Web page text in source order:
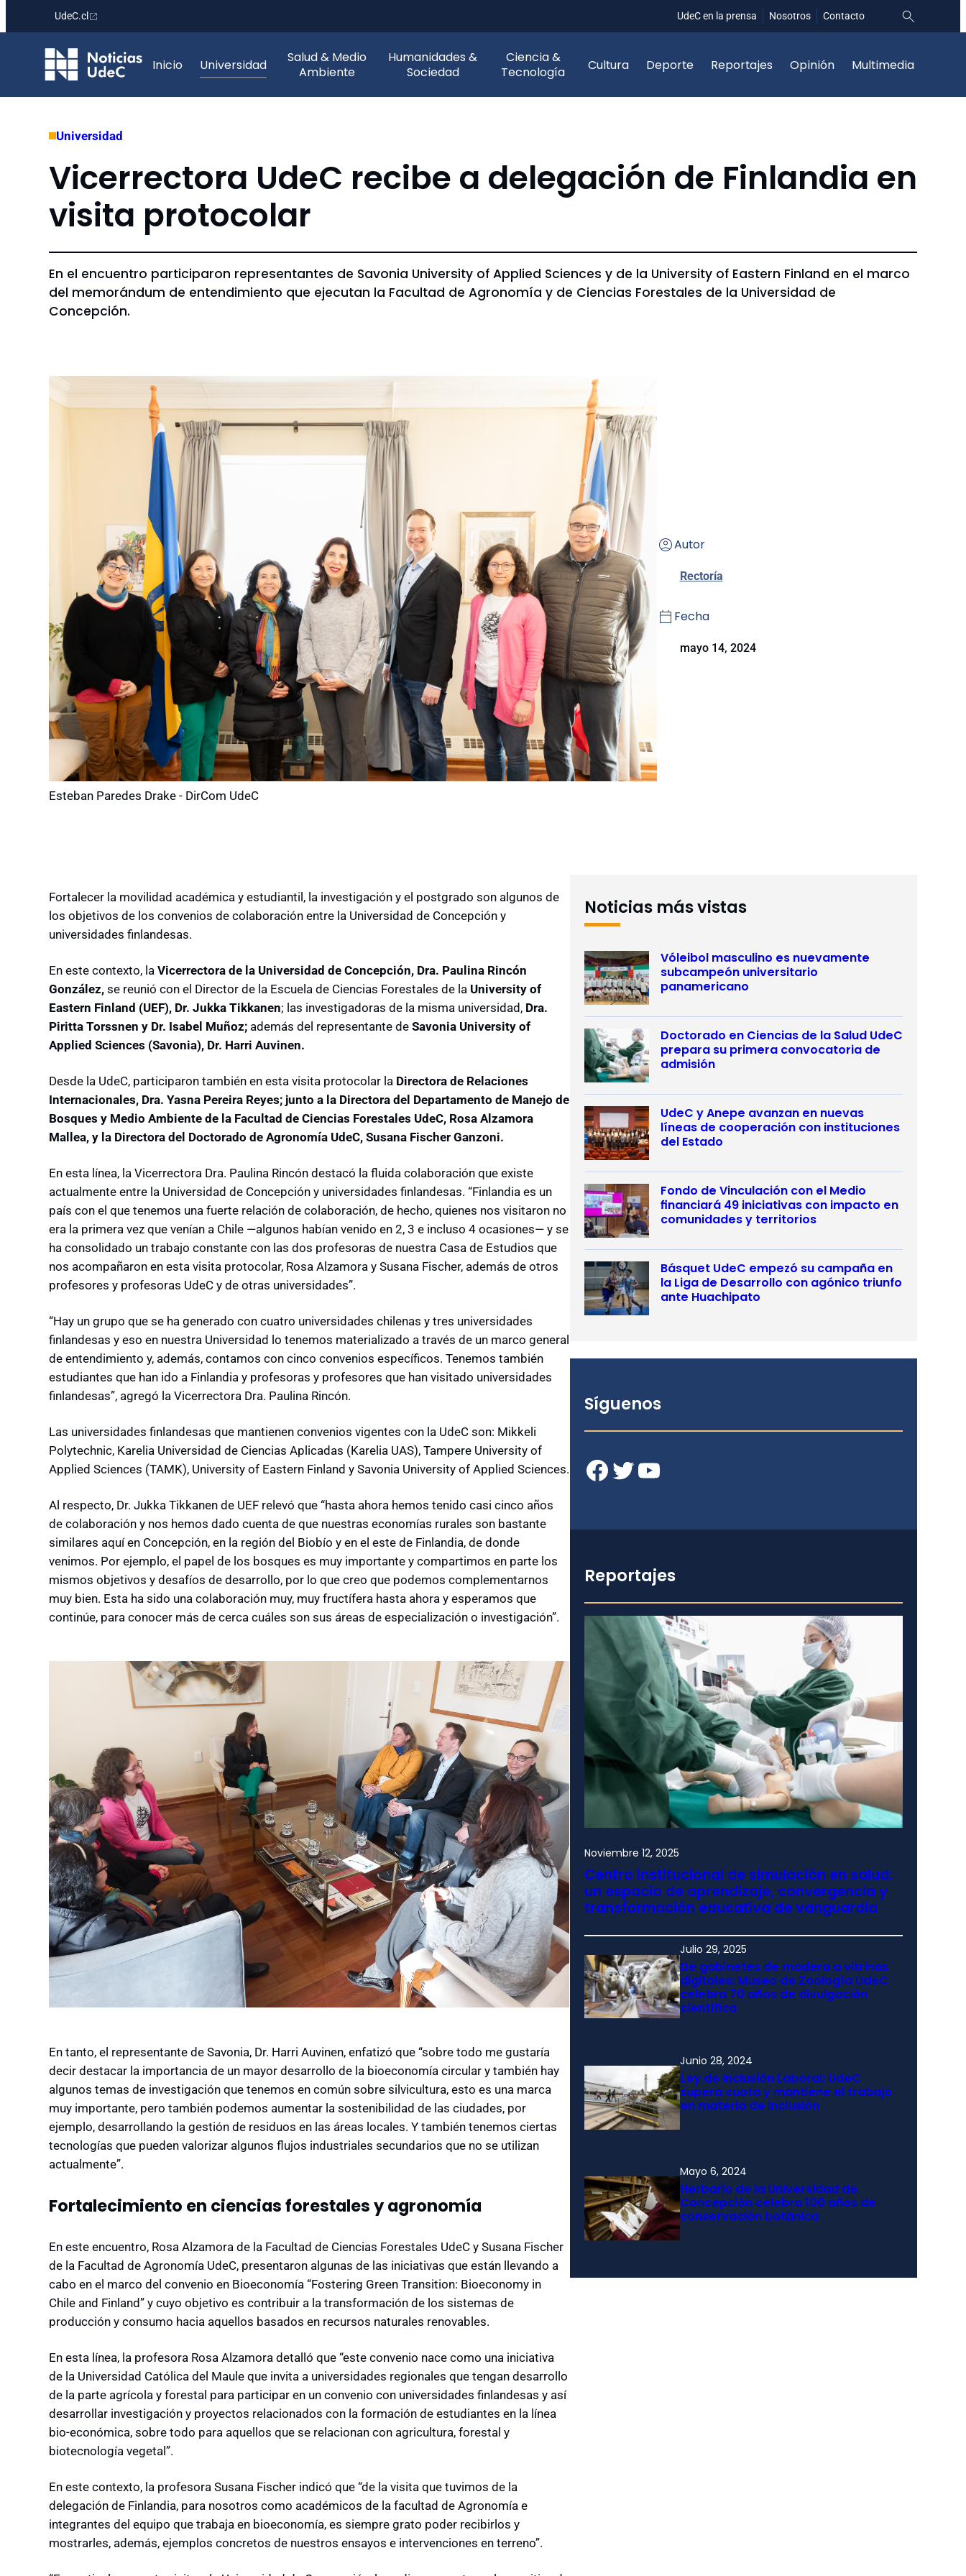
contenido
UdeC.cl UdeC en la prensa Nosotros Contacto
Inicio Universidad
Salud & Medio
Ambiente
Humanidades &
Sociedad
Ciencia &
Tecnología
Cultura Deporte Reportajes Opinión Multimedia
Universidad
Vicerrectora UdeC recibe a delegación de Finlandia en
visita protocolar
En el encuentro participaron representantes de Savonia University of Applied Sciences y de la University of Eastern Finland en el marco
del memorándum de entendimiento que ejecutan la Facultad de Agronomía y de Ciencias Forestales de la Universidad de
Concepción.
Esteban Paredes Drake - DirCom UdeC
Autor
Rectoría
Fecha
mayo 14, 2024
Fortalecer la movilidad académica y estudiantil, la investigación y el postgrado son algunos de
los objetivos de los convenios de colaboración entre la Universidad de Concepción y
universidades finlandesas.
En este contexto, la Vicerrectora de la Universidad de Concepción, Dra. Paulina Rincón
González, se reunió con el Director de la Escuela de Ciencias Forestales de la University of
Eastern Finland (UEF), Dr. Jukka Tikkanen; las investigadoras de la misma universidad, Dra.
Piritta Torssnen y Dr. Isabel Muñoz; además del representante de Savonia University of
Applied Sciences (Savonia), Dr. Harri Auvinen.
Desde la UdeC, participaron también en esta visita protocolar la Directora de Relaciones
Internacionales, Dra. Yasna Pereira Reyes; junto a la Directora del Departamento de Manejo de
Bosques y Medio Ambiente de la Facultad de Ciencias Forestales UdeC, Rosa Alzamora
Mallea, y la Directora del Doctorado de Agronomía UdeC, Susana Fischer Ganzoni.
En esta línea, la Vicerrectora Dra. Paulina Rincón destacó la fluida colaboración que existe
actualmente entre la Universidad de Concepción y universidades finlandesas. “Finlandia es un
país con el que tenemos una fuerte relación de colaboración, de hecho, quienes nos visitaron no
era la primera vez que venían a Chile ―algunos habían venido en 2, 3 e incluso 4 ocasiones― y se
ha consolidado un trabajo constante con las dos profesoras de nuestra Casa de Estudios que
nos acompañaron en esta visita protocolar, Rosa Alzamora y Susana Fischer, además de otros
profesores y profesoras UdeC y de otras universidades”.
“Hay un grupo que se ha generado con cuatro universidades chilenas y tres universidades
finlandesas y eso en nuestra Universidad lo tenemos materializado a través de un marco general
de entendimiento y, además, contamos con cinco convenios específicos. Tenemos también
estudiantes que han ido a Finlandia y profesoras y profesores que han visitado universidades
finlandesas”, agregó la Vicerrectora Dra. Paulina Rincón.
Las universidades finlandesas que mantienen convenios vigentes con la UdeC son: Mikkeli
Polytechnic, Karelia Universidad de Ciencias Aplicadas (Karelia UAS), Tampere University of
Applied Sciences (TAMK), University of Eastern Finland y Savonia University of Applied Sciences.
Al respecto, Dr. Jukka Tikkanen de UEF relevó que “hasta ahora hemos tenido casi cinco años
de colaboración y nos hemos dado cuenta de que nuestras economías rurales son bastante
similares aquí en Concepción, en la región del Biobío y en el este de Finlandia, de donde
venimos. Por ejemplo, el papel de los bosques es muy importante y compartimos en parte los
mismos objetivos y desafíos de desarrollo, por lo que creo que podemos complementarnos
muy bien. Esta ha sido una colaboración muy, muy fructífera hasta ahora y esperamos que
continúe, para conocer más de cerca cuáles son sus áreas de especialización o investigación”.
En tanto, el representante de Savonia, Dr. Harri Auvinen, enfatizó que “sobre todo me gustaría
decir destacar la importancia de un mayor desarrollo de la bioeconomía circular y también hay
algunos temas de investigación que tenemos en común sobre silvicultura, esto es una marca
muy importante, pero también podemos aumentar la sostenibilidad de las ciudades, por
ejemplo, desarrollando la gestión de residuos en las áreas locales. Y también tenemos ciertas
tecnologías que pueden valorizar algunos flujos industriales secundarios que no se utilizan
actualmente”.
Fortalecimiento en ciencias forestales y agronomía
En este encuentro, Rosa Alzamora de la Facultad de Ciencias Forestales UdeC y Susana Fischer
de la Facultad de Agronomía UdeC, presentaron algunas de las iniciativas que están llevando a
cabo en el marco del convenio en Bioeconomía “Fostering Green Transition: Bioeconomy in
Chile and Finland” y cuyo objetivo es contribuir a la transformación de los sistemas de
producción y consumo hacia aquellos basados en recursos naturales renovables.
En esta línea, la profesora Rosa Alzamora detalló que “este convenio nace como una iniciativa
de la Universidad Católica del Maule que invita a universidades regionales que tengan desarrollo
de la parte agrícola y forestal para participar en un convenio con universidades finlandesas y así
desarrollar investigación y proyectos relacionados con la formación de estudiantes en la línea
bio-económica, sobre todo para aquellos que se relacionan con agricultura, forestal y
biotecnología vegetal”.
En este contexto, la profesora Susana Fischer indicó que “de la visita que tuvimos de la
delegación de Finlandia, para nosotros como académicos de la facultad de Agronomía e
integrantes del equipo que trabaja en bioeconomía, es siempre grato poder recibirlos y
mostrarles, además, ejemplos concretos de nuestros ensayos e intervenciones en terreno”.
Noticias más vistas
Vóleibol masculino es nuevamente
subcampeón universitario
panamericano
Doctorado en Ciencias de la Salud UdeC
prepara su primera convocatoria de
admisión
UdeC y Anepe avanzan en nuevas
líneas de cooperación con instituciones
del Estado
Fondo de Vinculación con el Medio
financiará 49 iniciativas con impacto en
comunidades y territorios
Básquet UdeC empezó su campaña en
la Liga de Desarrollo con agónico triunfo
ante Huachipato
Síguenos
Facebook Twitter YouTube
Reportajes
Noviembre 12, 2025
Centro institucional de simulación en salud:
un espacio de aprendizaje, convergencia y
transformación educativa de vanguardia
Julio 29, 2025
De gabinetes de madera a vitrinas
digitales: Museo de Zoología UdeC
celebra 70 años de divulgación
científica
Junio 28, 2024
Ley de Inclusión Laboral: UdeC
supera cuota y mantiene el trabajo
en materia de inclusión
Mayo 6, 2024
Herbario de la Universidad de
Concepción celebra 100 años de
conservación botánica